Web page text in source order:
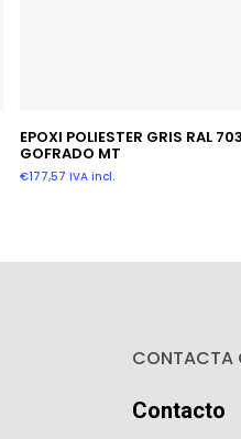
Añadir Al Carrito
EPOXI POLIESTER GRIS RAL
GOFRADO MT
€177,57 IVA incl.
CONTACTA
Contacto